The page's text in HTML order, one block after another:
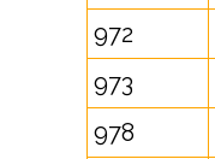
972
973
978